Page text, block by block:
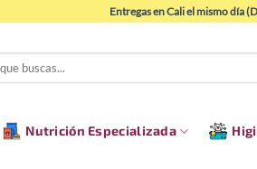
Entregas en Cali el mismo día
Nutrición Especializada